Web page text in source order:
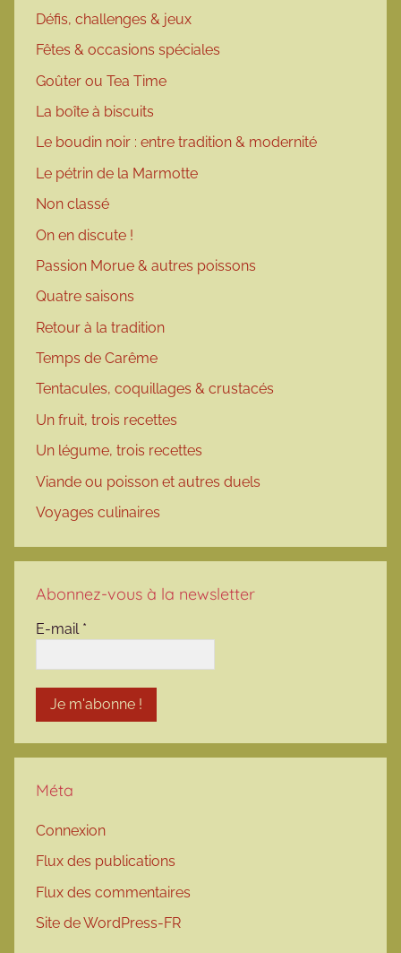
Défis, challenges & jeux
Fêtes & occasions spéciales
Goûter ou Tea Time
La boîte à biscuits
Le boudin noir : entre tradition & modernité
Le pétrin de la Marmotte
Non classé
On en discute !
Passion Morue & autres poissons
Quatre saisons
Retour à la tradition
Temps de Carême
Tentacules, coquillages & crustacés
Un fruit, trois recettes
Un légume, trois recettes
Viande ou poisson et autres duels
Voyages culinaires
Abonnez-vous à la newsletter
E-mail *
Méta
Connexion
Flux des publications
Flux des commentaires
Site de WordPress-FR